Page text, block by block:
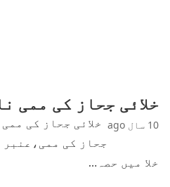
خلائی جحاز کی ممی
10 سال ago
خلائی جحاز کی
جحاز کی
خلا میں حصہ…